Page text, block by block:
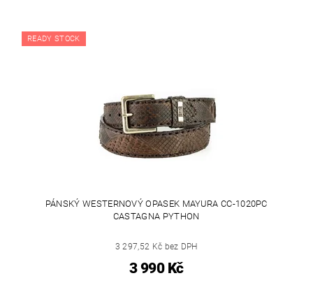
READY STOCK
PÁNSKÝ WESTERNOVÝ OPASEK MAYURA CC-1020PC
CASTAGNA PYTHON
3 297,52 Kč bez DPH
3 990 Kč